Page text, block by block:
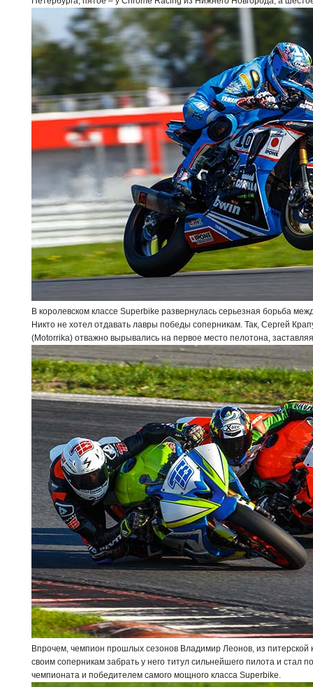
В королевском классе Superbike развернулась серьезная борьба
Никто не хотел отдавать лавры победы соперникам. Так, Сергей
(Motorrika) отважно вырывались на первое место пелотона,
Впрочем, чемпион прошлых сезонов Владимир Леонов, из питерской
своим соперникам забрать у него титул сильнейшего пилота и стал
чемпионата и победителем самого мощного класса Superbike.